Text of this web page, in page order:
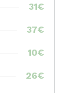
31€
37€
10€
26€